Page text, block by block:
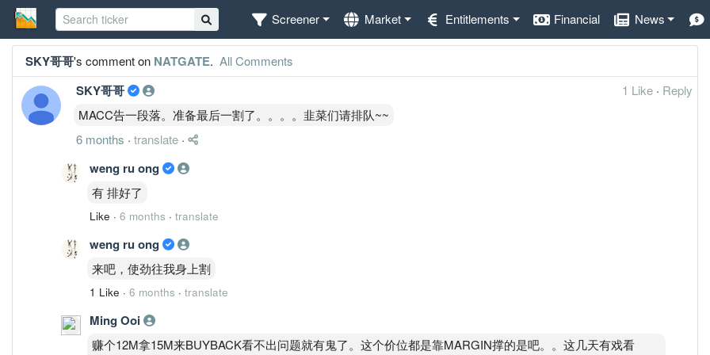
Screener Market Entitlements Financial News
SKY哥哥's comment on NATGATE. All Comments
SKY哥哥 1 Like · Reply
MACC告一段落。准备最后一割了。。。。韭菜们请排队~~
6 months · translate ·
weng ru ong
有 排好了
Like · 6 months · translate
weng ru ong
来吧，使劲往我身上割
1 Like · 6 months · translate
Ming Ooi
赚个12M拿15M来BUYBACK看不出问题就有鬼了。这个价位都是靠MARGIN撑的是吧。。这几天有戏看